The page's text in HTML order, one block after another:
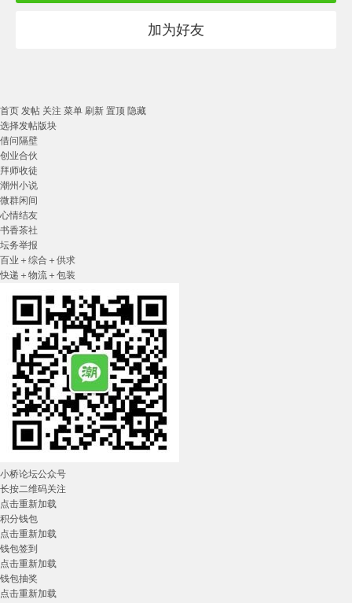
加为好友
首页 发帖 关注 菜单 刷新 置顶 隐藏
选择发帖版块
借问隔壁
创业合伙
拜师收徒
潮州小说
微群闲间
心情结友
书香茶社
坛务举报
百业＋综合＋供求
快递＋物流＋包装
小桥论坛公众号
长按二维码关注
点击重新加载
积分钱包
点击重新加载
钱包签到
点击重新加载
钱包抽奖
点击重新加载